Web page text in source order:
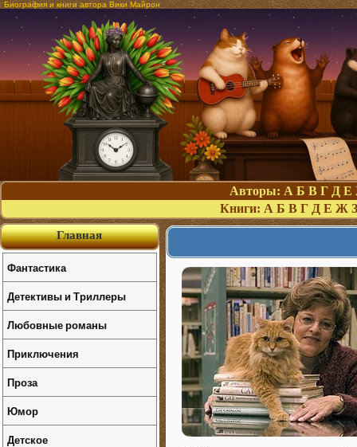
Биография и книги автора Вики Майрон
Авторы: А Б В Г Д Е
Книги: А Б В Г Д Е Ж З
Главная
Фантастика
Детективы и Триллеры
Любовные романы
Приключения
Проза
Юмор
Детское